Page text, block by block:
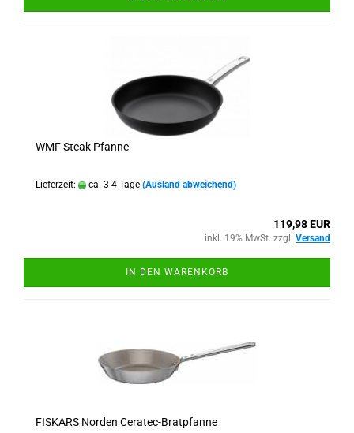
WMF Steak Pfanne
Lieferzeit: ca. 3-4 Tage (Ausland abweichend)
119,98 EUR
inkl. 19% MwSt. zzgl. Versand
IN DEN WARENKORB
FISKARS Norden Ceratec-Bratpfanne